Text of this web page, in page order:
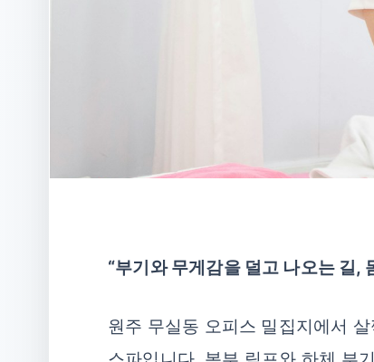
“부기와 무게감을 덜고 나오는 길,
원주 무실동 오피스 밀집지에서